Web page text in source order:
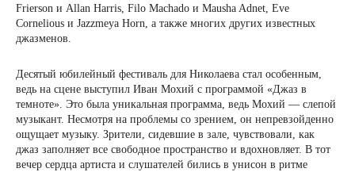
Frierson и Allan Harris, Filo Machado и Mausha Adnet, Eve
Cornelious и Jazzmeya Horn, а также многих других известных
джазменов.
Десятый юбилейный фестиваль для Николаева стал особенным,
ведь на сцене выступил Иван Мохий с программой «Джаз в
темноте». Это была уникальная программа, ведь Мохий — слепой
музыкант. Несмотря на проблемы со зрением, он непревзойденно
ощущает музыку. Зрители, сидевшие в зале, чувствовали, как
джаз заполняет все свободное пространство и вдохновляет. В тот
вечер сердца артиста и слушателей бились в унисон в ритме